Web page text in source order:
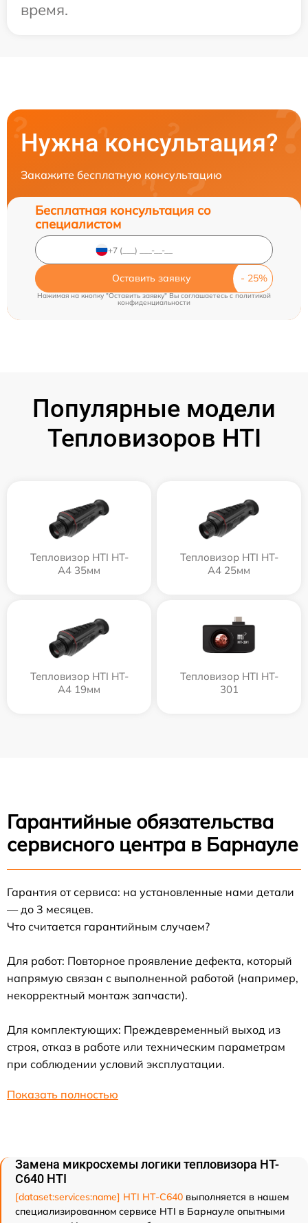
время.
Нужна консультация?
Закажите бесплатную консультацию
Бесплатная консультация со
специалистом
Оставить заявку
Нажимая на кнопку "Оставить заявку" Вы соглашаетесь cполитикой
конфиденциальности
Популярные модели
Тепловизоров HTI
Тепловизор HTI HT-
A4 35мм
Тепловизор HTI HT-
A4 25мм
Тепловизор HTI HT-
A4 19мм
Тепловизор HTI HT-
301
Гарантийные обязательства
сервисного центра в Барнауле
Гарантия от сервиса: на установленные нами детали
— до 3 месяцев.
Что считается гарантийным случаем?
Для работ: Повторное проявление дефекта, который
напрямую связан с выполненной работой (например,
некорректный монтаж запчасти).
Для комплектующих: Преждевременный выход из
строя, отказ в работе или техническим параметрам
при соблюдении условий эксплуатации.
Показать полностью
Замена микросхемы логики тепловизора HT-
C640 HTI
[dataset:services:name] HTI HT-C640 выполняется в нашем
специализированном сервисе HTI в Барнауле опытными